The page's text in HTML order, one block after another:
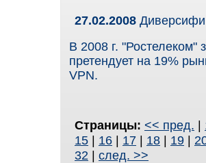
27.02.2008
В 2008 г. "Ростелеком"
претендует на 19%
VPN.
Страницы: << пред. |
15 | 16 | 17 | 18 | 19 |
32 | след. >>